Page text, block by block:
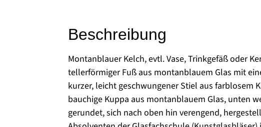
Beschreibung
Montanblauer Kelch, evtl. Vase, Trinkgefäß oder
tellerförmiger Fuß aus montanblauem Glas mit
kurzer, leicht geschwungener Stiel aus farblosem
bauchige Kuppa aus montanblauem Glas, unten
gerundet, sich nach oben hin verengend,